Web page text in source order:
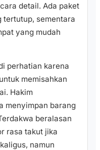
detail. Ada paket
tertutup, sementara
yang mudah
perhatian karena
memisahkan
Hakim
menyimpan barang
beralasan
rasa takut jika
namun